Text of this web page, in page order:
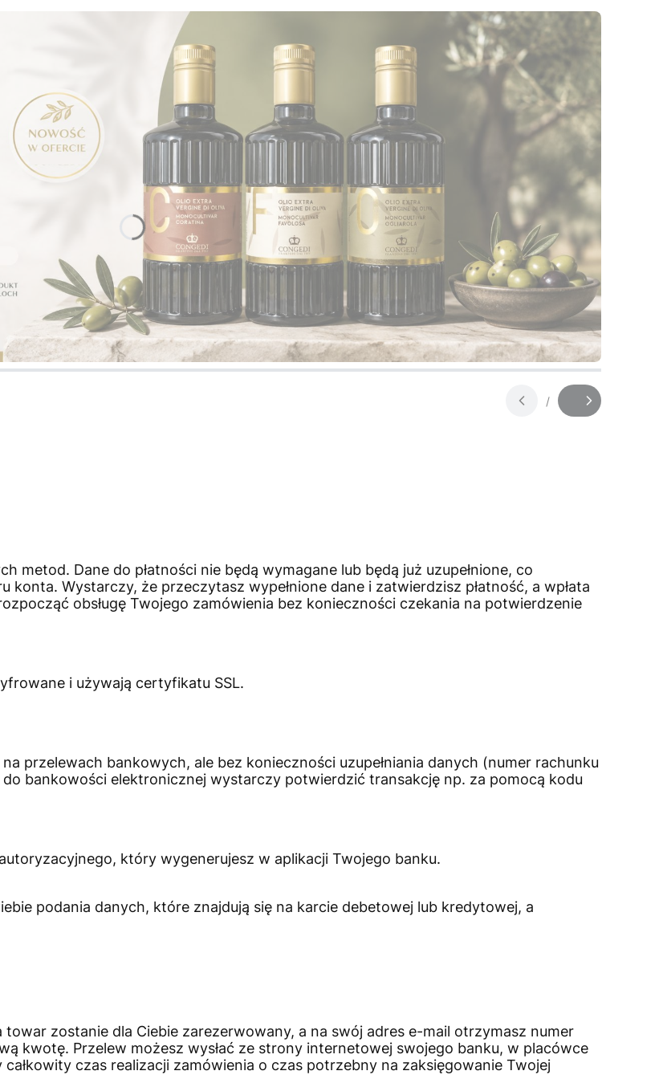
Slajd
/
z
metod. Dane do płatności nie będą wymagane lub będą już uzupełnione, co
konta. Wystarczy, że przeczytasz wypełnione dane i zatwierdzisz płatność, a wpłata
obsługę Twojego zamówienia bez konieczności czekania na potwierdzenie
i używają certyfikatu SSL.
przelewach bankowych, ale bez konieczności uzupełniania danych (numer rachunku
bankowości elektronicznej wystarczy potwierdzić transakcję np. za pomocą kodu
który wygenerujesz w aplikacji Twojego banku.
podania danych, które znajdują się na karcie debetowej lub kredytowej, a
towar zostanie dla Ciebie zarezerwowany, a na swój adres e-mail otrzymasz numer
kwotę. Przelew możesz wysłać ze strony internetowej swojego banku, w placówce
czas realizacji zamówienia o czas potrzebny na zaksięgowanie Twojej